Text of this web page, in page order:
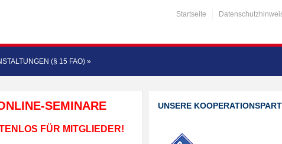
Startseite
(§ 15 FAO) »
SEMINARE
FÜR MITGLIEDER!
UNSERE